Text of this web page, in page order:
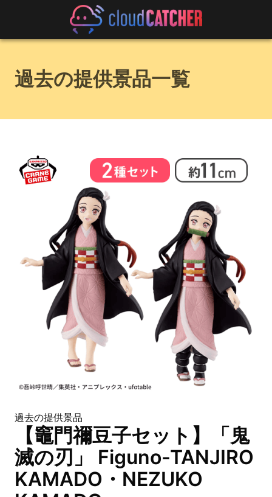
過去の提供景品一覧
過去の提供景品
【竈門禰豆子セット】「鬼
滅の刃」 Figuno-TANJIRO
KAMADO・NEZUKO